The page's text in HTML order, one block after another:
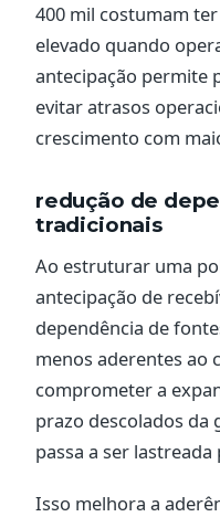
400 mil costumam
elevado quando
antecipação permite
evitar atrasos
crescimento com
redução de
tradicionais
Ao estruturar uma
antecipação de
dependência de
menos aderentes ao
comprometer a
prazo descolados da
passa a ser
Isso melhora a